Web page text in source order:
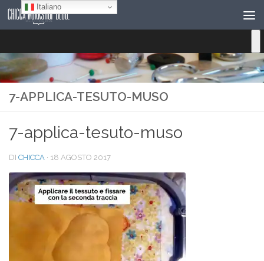
Salta al contenuto
7-APPLICA-TESUTO-MUSO
7-applica-tesuto-muso
DI CHICCA · 18 AGOSTO 2017
Italiano